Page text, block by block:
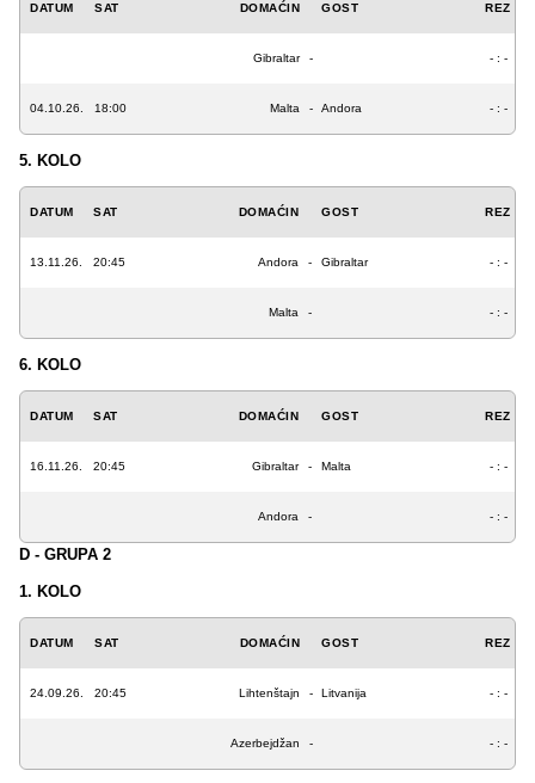
DATUM SAT DOMAĆIN GOST REZ
Gibraltar - - : -
04.10.26. 18:00 Malta - Andora - : -
5. KOLO
DATUM SAT DOMAĆIN GOST REZ
13.11.26. 20:45 Andora - Gibraltar - : -
Malta - - : -
6. KOLO
DATUM SAT DOMAĆIN GOST REZ
16.11.26. 20:45 Gibraltar - Malta - : -
Andora - - : -
D - GRUPA 2
1. KOLO
DATUM SAT DOMAĆIN GOST REZ
24.09.26. 20:45 Lihtenštajn - Litvanija - : -
Azerbejdžan - - : -